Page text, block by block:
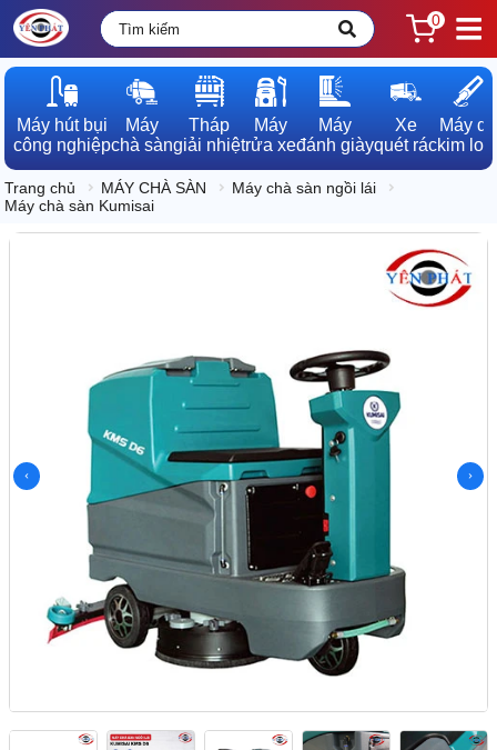
0
Máy hút bụi
công nghiệp
Máy
chà sàn
Tháp
giải nhiệt
Máy
rửa xe
Máy
đánh giày
Xe
quét rác
Máy dò
kim loại
Trang chủ MÁY CHÀ SÀN
Máy chà sàn ngồi lái
Máy chà sàn Kumisai